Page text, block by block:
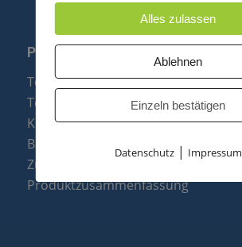
PRODUKTE
Telefonanlagen
Telefone
Konftel Konferenztelefone
Baugruppen
Zubehör & Ersatzteile
Produktzusammenfassung
Alles zulassen
Ablehnen
Einzeln bestätigen
Datenschutz| Impressum